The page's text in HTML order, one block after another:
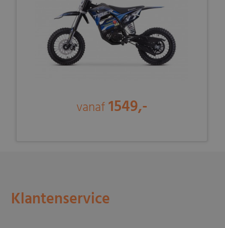
vanaf1549,-
Klantenservice